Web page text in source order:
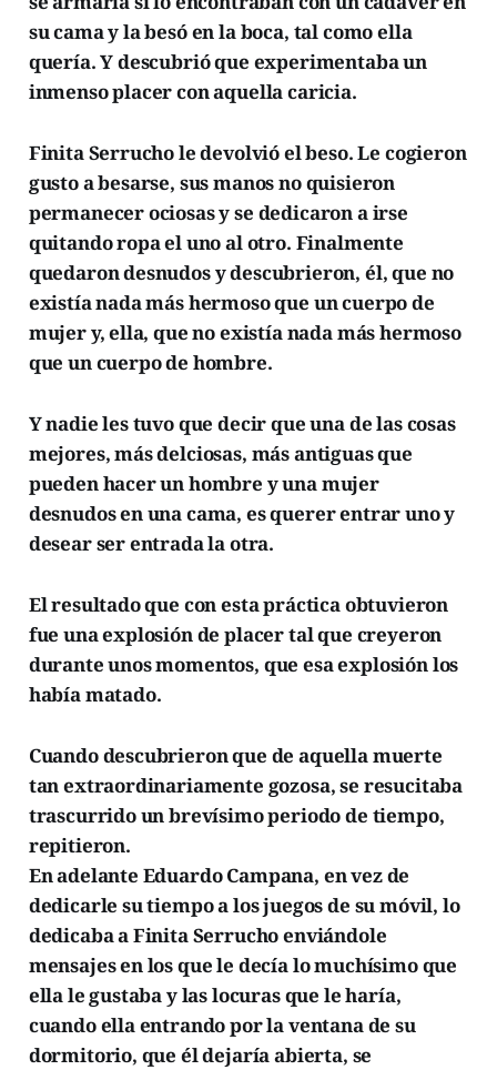
su cama y la besó en la boca, tal como ella
quería. Y descubrió que experimentaba un
inmenso placer con aquella caricia.
Finita Serrucho le devolvió el beso. Le cogieron
gusto a besarse, sus manos no quisieron
permanecer ociosas y se dedicaron a irse
quitando ropa el uno al otro. Finalmente
quedaron desnudos y descubrieron, él, que no
existía nada más hermoso que un cuerpo de
mujer y, ella, que no existía nada más hermoso
que un cuerpo de hombre.
Y nadie les tuvo que decir que una de las cosas
mejores, más delciosas, más antiguas que
pueden hacer un hombre y una mujer
desnudos en una cama, es querer entrar uno y
desear ser entrada la otra.
El resultado que con esta práctica obtuvieron
fue una explosión de placer tal que creyeron
durante unos momentos, que esa explosión los
había matado.
Cuando descubrieron que de aquella muerte
tan extraordinariamente gozosa, se resucitaba
trascurrido un brevísimo periodo de tiempo,
repitieron.
En adelante Eduardo Campana, en vez de
dedicarle su tiempo a los juegos de su móvil, lo
dedicaba a Finita Serrucho enviándole
mensajes en los que le decía lo muchísimo que
ella le gustaba y las locuras que le haría,
cuando ella entrando por la ventana de su
dormitorio, que él dejaría abierta, se